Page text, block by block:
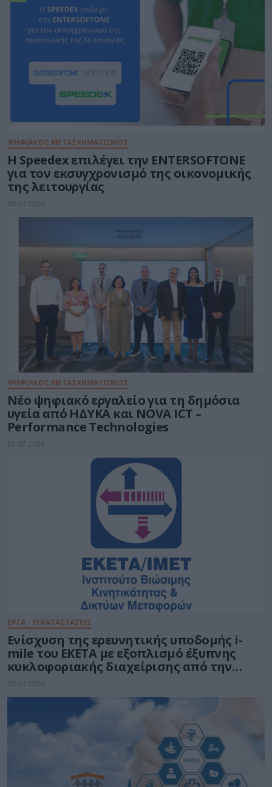
ΨΗΦΙΑΚΟΣ ΜΕΤΑΣΧΗΜΑΤΙΣΜΟΣ
Η Speedex επιλέγει την ENTERSOFTONE
για τον εκσυγχρονισμό της οικονομικής
της λειτουργίας
09.07.2026
ΨΗΦΙΑΚΟΣ ΜΕΤΑΣΧΗΜΑΤΙΣΜΟΣ
Νέο ψηφιακό εργαλείο για τη δημόσια
υγεία από ΗΔΥΚΑ και NOVA ICT –
Performance Technologies
03.07.2026
ΕΡΓΑ - ΕΓΚΑΤΑΣΤΑΣΕΙΣ
Ενίσχυση της ερευνητικής υποδομής i-
mile του ΕΚΕΤΑ με εξοπλισμό έξυπνης
κυκλοφοριακής διαχείρισης από την
Ένωση Εταιρειών DOTSOFT-EUR.ELEC
01.07.2026